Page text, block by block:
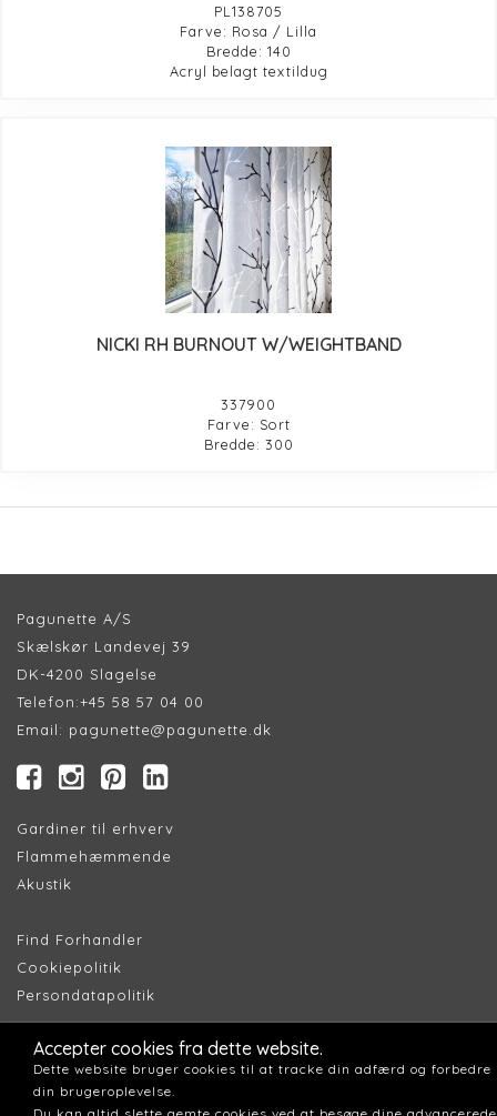
PL138705
Farve: Rosa / Lilla
Bredde: 140
Acryl belagt textildug
NICKI RH BURNOUT W/WEIGHTBAND
337900
Farve: Sort
Bredde: 300
Pagunette A/S
Skælskør Landevej 39
DK-4200 Slagelse
Telefon:+45 58 57 04 00
Email: pagunette@pagunette.dk
Gardiner til erhverv
Flammehæmmende
Akustik
Find Forhandler
Cookiepolitik
Persondatapolitik
Accepter cookies fra dette website.
Dette website bruger cookies til at tracke din adfærd og forbedre
din brugeroplevelse.